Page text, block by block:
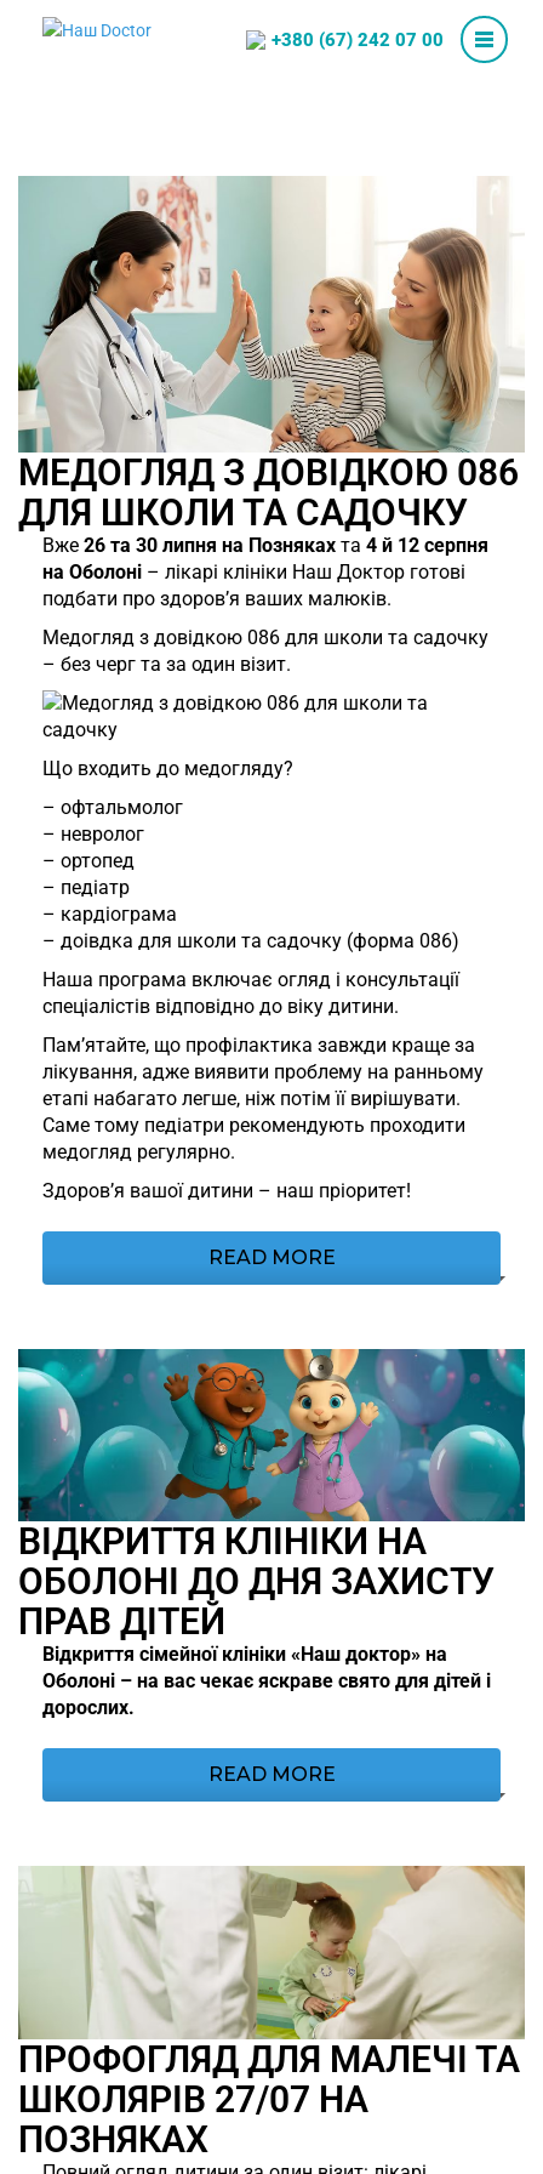
+380 (67) 242 07 00
МЕДОГЛЯД З ДОВІДКОЮ 086
ДЛЯ ШКОЛИ ТА САДОЧКУ
Вже 26 та 30 липня на Позняках та 4 й 12 серпня
на Оболоні – лікарі клініки Наш Доктор готові
подбати про здоров’я ваших малюків.
Медогляд з довідкою 086 для школи та садочку
– без черг та за один візит.
Що входить до медогляду?
– офтальмолог
– невролог
– ортопед
– педіатр
– кардіограма
– доівдка для школи та садочку (форма 086)
Наша програма включає огляд і консультації
спеціалістів відповідно до віку дитини.
Пам’ятайте, що профілактика завжди краще за
лікування, адже виявити проблему на ранньому
етапі набагато легше, ніж потім її вирішувати.
Саме тому педіатри рекомендують проходити
медогляд регулярно.
Здоров’я вашої дитини – наш пріоритет!
READ MORE
ВІДКРИТТЯ КЛІНІКИ НА
ОБОЛОНІ ДО ДНЯ ЗАХИСТУ
ПРАВ ДІТЕЙ
Відкриття сімейної клініки «Наш доктор» на
Оболоні – на вас чекає яскраве свято для дітей і
дорослих.
READ MORE
ПРОФОГЛЯД ДЛЯ МАЛЕЧІ ТА
ШКОЛЯРІВ 27/07 НА
ПОЗНЯКАХ